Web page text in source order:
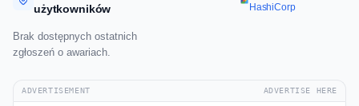
użytkowników HashiCorp
Brak dostępnych ostatnich
zgłoszeń o awariach.
ADVERTISEMENT ADVERTISE HERE